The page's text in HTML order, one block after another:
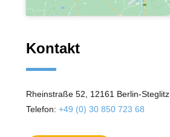
Kontakt
Rheinstraße 52, 12161 Berlin-Steglitz
Telefon: +49 (0) 30 850 723 68